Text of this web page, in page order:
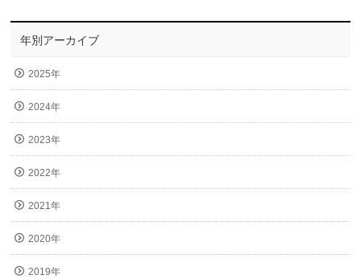
年別アーカイブ
2025年
2024年
2023年
2022年
2021年
2020年
2019年